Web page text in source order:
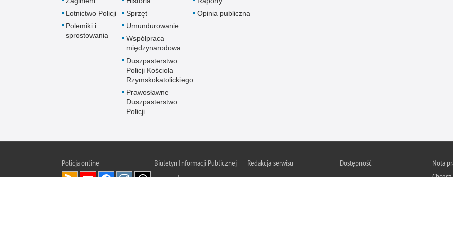
Lotnictwo Policji
Polemiki i
sprostowania
Sprzęt
Umundurowanie
Współpraca
międzynarodowa
Duszpasterstwo
Policji Kościoła
Rzymskokatolickiego
Prawosławne
Duszpasterstwo
Policji
Opinia publiczna
Policjaonline
Biuletyn Informacji Publicznej
Redakcja serwisu
Kontakt z redakcją
Dostępność
Deklaracja dostępności
Nota